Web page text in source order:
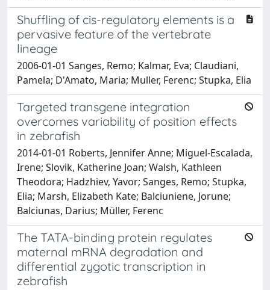
Shuffling of cis-regulatory elements is a
pervasive feature of the vertebrate
lineage
2006-01-01 Sanges, Remo; Kalmar, Eva; Claudiani,
Pamela; D'Amato, Maria; Muller, Ferenc; Stupka, Elia
Targeted transgene integration
overcomes variability of position effects
in zebrafish
2014-01-01 Roberts, Jennifer Anne; Miguel-Escalada,
Irene; Slovik, Katherine Joan; Walsh, Kathleen
Theodora; Hadzhiev, Yavor; Sanges, Remo; Stupka,
Elia; Marsh, Elizabeth Kate; Balciuniene, Jorune;
Balciunas, Darius; Müller, Ferenc
The TATA-binding protein regulates
maternal mRNA degradation and
differential zygotic transcription in
zebrafish